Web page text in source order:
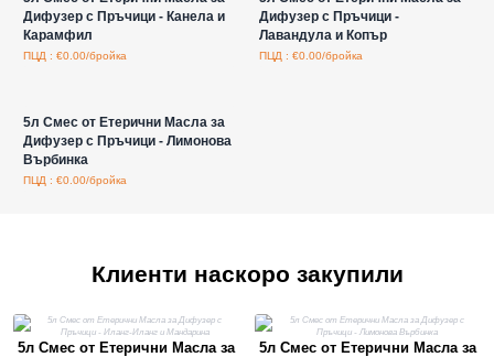
Дифузер с Пръчици - Канела и
Карамфил
ПЦД : €0.00/бройка
Дифузер с Пръчици -
Лавандула и Копър
ПЦД : €0.00/бройка
5л Смес от Етерични Масла за
Дифузер с Пръчици - Лимонова
Върбинка
ПЦД : €0.00/бройка
Клиенти наскоро закупили
5л Смес от Етерични Масла за
5л Смес от Етерични Масла за